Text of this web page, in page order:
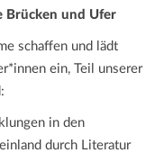
Brücken und Ufer
schaffen und lädt
ein, Teil unserer
in den
durch Literatur